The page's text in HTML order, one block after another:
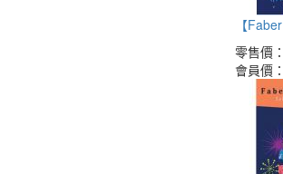
【
零售價
會員價